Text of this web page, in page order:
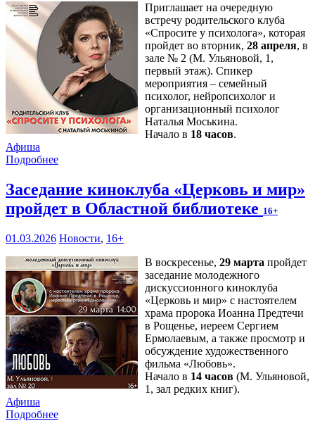
Приглашает на очередную
встречу родительского клуба
«Спросите у психолога», которая
пройдет во вторник, 28 апреля, в
зале № 2 (М. Ульяновой, 1,
первый этаж). Спикер
мероприятия – семейный
психолог, нейропсихолог и
организационный психолог
Наталья Моськина.
Начало в 18 часов.
Афиша
Подробнее
Заседание киноклуба «Церковь и мир»
пройдет в Областной библиотеке 16+
01.03.2026 Новости, 16+
В воскресенье, 29 марта пройдет
заседание молодежного
дискуссионного киноклуба
«Церковь и мир» с настоятелем
храма пророка Иоанна Предтечи
в Рощенье, иереем Сергием
Ермолаевым, а также просмотр и
обсуждение художественного
фильма «Любовь».
Начало в 14 часов (М. Ульяновой,
1, зал редких книг).
Афиша
Подробнее